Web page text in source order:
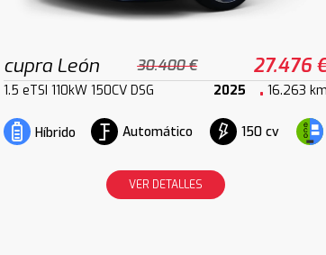
cupra León 30.400 € 27.476
1.5 eTSI 110kW 150CV DSG 2025 16.263
Híbrido Automático 150 cv
VER DETALLES